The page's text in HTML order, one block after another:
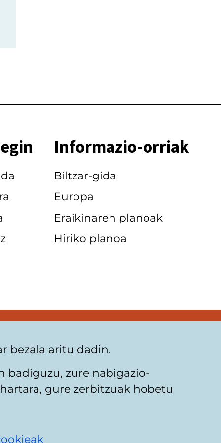
Informazio-orriak
Biltzar-gida
Europa
Eraikinaren planoak
Hiriko planoa
bezala aritu dadin.
badiguzu, zure nabigazio-
gure zerbitzuak hobetu